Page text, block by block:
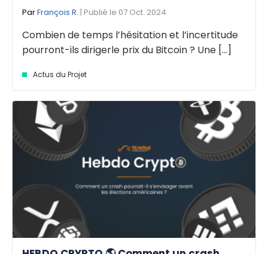
ParFrançois R. | Publié le 07 Oct. 2024
Combien de temps l’hésitation et l’incertitude
pourront-ils dirigerle prix du Bitcoin ? Une [...]
Actus du Projet